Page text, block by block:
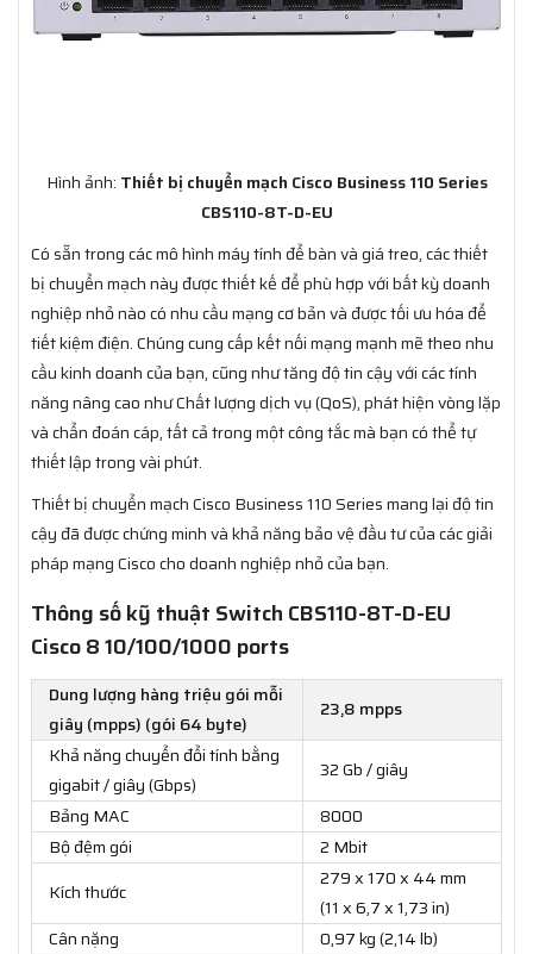
Hình ảnh: Thiết bị chuyển mạch Cisco Business 110 Series
CBS110-8T-D-EU
Có sẵn trong các mô hình máy tính để bàn và giá treo, các thiết
bị chuyển mạch này được thiết kế để phù hợp với bất kỳ doanh
nghiệp nhỏ nào có nhu cầu mạng cơ bản và được tối ưu hóa để
tiết kiệm điện. Chúng cung cấp kết nối mạng mạnh mẽ theo nhu
cầu kinh doanh của bạn, cũng như tăng độ tin cậy với các tính
năng nâng cao như Chất lượng dịch vụ (QoS), phát hiện vòng lặp
và chẩn đoán cáp, tất cả trong một công tắc mà bạn có thể tự
thiết lập trong vài phút.
Thiết bị chuyển mạch Cisco Business 110 Series mang lại độ tin
cậy đã được chứng minh và khả năng bảo vệ đầu tư của các giải
pháp mạng Cisco cho doanh nghiệp nhỏ của bạn.
Thông số kỹ thuật Switch CBS110-8T-D-EU
Cisco 8 10/100/1000 ports
Dung lượng hàng triệu gói mỗi
giây (mpps) (gói 64 byte)
23,8 mpps
Khả năng chuyển đổi tính bằng
gigabit / giây (Gbps)
32 Gb / giây
Bảng MAC
8000
Bộ đệm gói
2 Mbit
Kích thước
279 x 170 x 44 mm
(11 x 6,7 x 1,73 in)
Cân nặng
0,97 kg (2,14 lb)